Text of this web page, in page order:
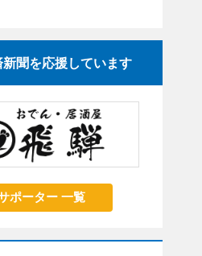
聞を応援しています
ポーター 一覧